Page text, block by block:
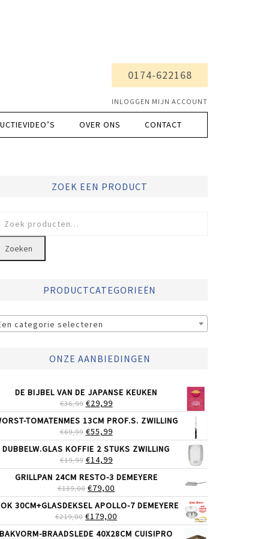
0174-622168
INLOGGEN MIJN ACCOUNT
OVER ONS CONTACT
ZOEK EEN PRODUCT
Zoeken
PRODUCTCATEGORIEËN
categorie selecteren
ONZE AANBIEDINGEN
DE BIJBEL VAN DE JAPANSE KEUKEN
€36,99 OORSPRONKELIJKE
PRIJS
WAS:
€36,99.
€29,99HUIDIGE
PRIJS
IS:
€29,99.
TOMATENMES 13CM PROF.S. ZWILLING
€69,99 OORSPRONKELIJKE
PRIJS
WAS:
€69,99.
€55,99HUIDIGE
PRIJS
IS:
€55,99.
DUBBELW.GLAS KOFFIE 2 STUKS ZWILLING
€19,99 OORSPRONKELIJKE
PRIJS
WAS:
€19,99.
€14,99HUIDIGE
PRIJS
IS:
€14,99.
GRILLPAN 24CM RESTO-3 DEMEYERE
€139,00 OORSPRONKELIJKE
PRIJS
WAS:
€139,00.
€79,00
PRIJS
IS:
€79,00.
30CM+GLASDEKSEL APOLLO-7 DEMEYERE
€219,00 OORSPRONKELIJKE
PRIJS
€179,00
PRIJS
BAKVORM-BRAADSLEDE 40X28CM CUISIPRO